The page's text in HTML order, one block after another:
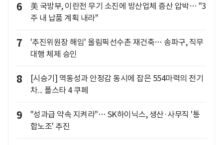
6
美 국방부, 이란전 무기 소진에 방산업체 증산 압박… "3
주 내 납품 계획 내라"
7
'추진위원장 해임' 올림픽선수촌 재건축… 송파구, 직무
대행 체제 승인
8
[시승기] 역동성과 안정감 동시에 잡은 554마력의 전기
차... 폴스타 4 쿠페
9
"성과급 약속 지켜라"… SK하이닉스, 생산·사무직 '통
합노조' 추진